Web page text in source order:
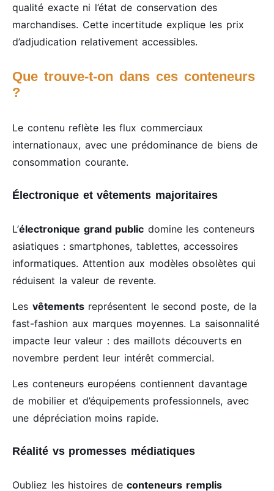
qualité exacte ni l’état de conservation des
marchandises. Cette incertitude explique les prix
d’adjudication relativement accessibles.
Que trouve-t-on dans ces conteneurs
?
Le contenu reflète les flux commerciaux
internationaux, avec une prédominance de biens de
consommation courante.
Électronique et vêtements majoritaires
L’électronique grand public domine les conteneurs
asiatiques : smartphones, tablettes, accessoires
informatiques. Attention aux modèles obsolètes qui
réduisent la valeur de revente.
Les vêtementsreprésentent le second poste, de la
fast-fashion aux marques moyennes. La saisonnalité
impacte leur valeur : des maillots découverts en
novembre perdent leur intérêt commercial.
Les conteneurs européens contiennent davantage
de mobilier et d’équipements professionnels, avec
une dépréciation moins rapide.
Réalité vs promesses médiatiques
Oubliez les histoires deconteneurs remplis